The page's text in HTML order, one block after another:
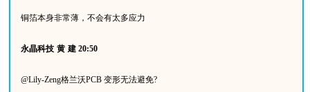
铜箔本身非常薄，不会有太多应力
永晶科技 黄 建 20:50
@Lily-Zeng格兰沃PCB 变形无法避免?